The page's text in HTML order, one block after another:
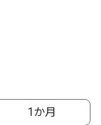
1か月